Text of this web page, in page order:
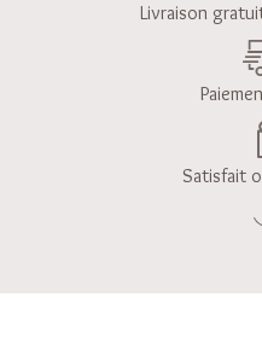
Livraison
Satisfait